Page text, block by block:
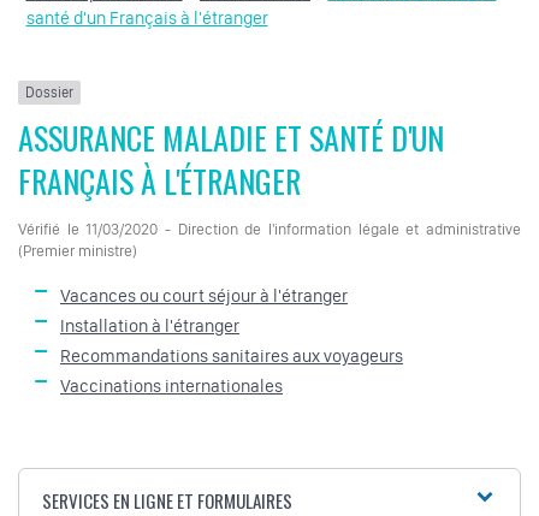
santé d'un Français à l'étranger
Dossier
ASSURANCE MALADIE ET SANTÉ D'UN
FRANÇAIS À L'ÉTRANGER
Vérifié le 11/03/2020 - Direction de l'information légale et administrative
(Premier ministre)
Vacances ou court séjour à l'étranger
Installation à l'étranger
Recommandations sanitaires aux voyageurs
Vaccinations internationales
SERVICES EN LIGNE ET FORMULAIRES